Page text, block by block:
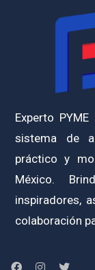
Experto
sistema de
práctico y
México.
inspiradores,
colaboración